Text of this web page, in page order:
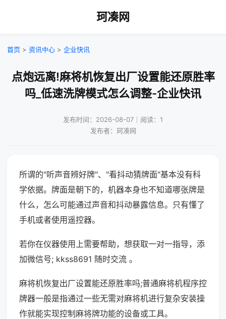
珂凑网
首页 > 资讯中心 > 企业快讯
点炮远离!麻将机恢复出厂设置能还原胜率
吗_低速洗牌模式怎么调整-企业快讯
发布时间：2026-08-07｜阅读：1
发布者：珂凑网
所谓的"听声音辨好牌"、"看抖动猜牌面"基本没有科
学依据。牌面是朝下的，机器本身也不知道哪张牌是
什么，怎么可能通过声音和抖动暴露信息。只有懂了
手机或者使用遥控器。
若你在仪器使用上需要帮助，想获取一对一指导，添
加微信号; kkss8691 随时交流 。
麻将机恢复出厂设置能还原胜率吗;普通麻将机程序控
牌器一般是指通过一些无需对麻将机进行复杂安装操
作就能实现控制麻将牌功能的设备或工具。